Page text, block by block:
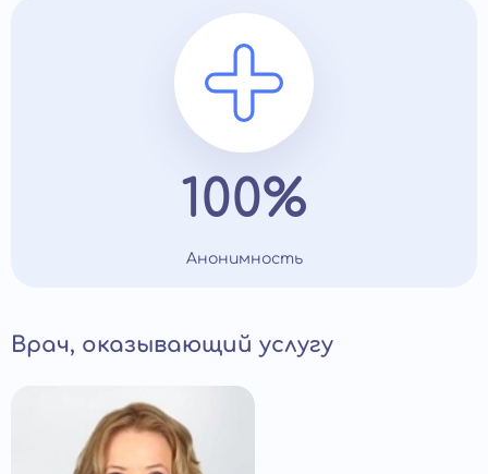
100%
Анонимность
Врач, оказывающий услугу